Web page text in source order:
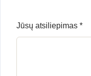
Jūsų atsiliepimas *